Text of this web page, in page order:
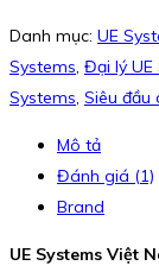
Danh mục: UE
Systems Đại lý UE
Systems Siêu đầu
Mô tả
Đánh giá (1)
Brand
UE Systems Việt